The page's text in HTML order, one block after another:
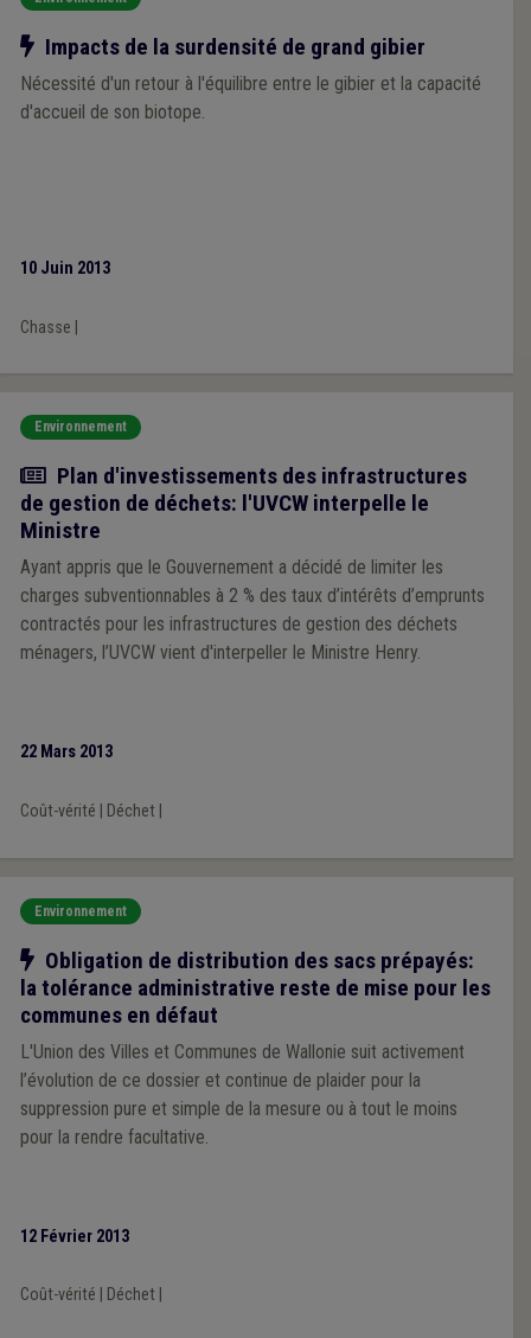
Notre action
Impacts de la surdensité de grand gibier
Nécessité d'un retour à l'équilibre entre le gibier et la capacité
d'accueil de son biotope.
10 Juin 2013
Chasse
Environnement
Actualité
Plan d'investissements des infrastructures
de gestion de déchets: l'UVCW interpelle le
Ministre
Ayant appris que le Gouvernement a décidé de limiter les
charges subventionnables à 2 % des taux d’intérêts d’emprunts
contractés pour les infrastructures de gestion des déchets
ménagers, l’UVCW vient d'interpeller le Ministre Henry.
22 Mars 2013
Coût-vérité Déchet|
Environnement
Notre action
Obligation de distribution des sacs prépayés:
la tolérance administrative reste de mise pour les
communes en défaut
L'Union des Villes et Communes de Wallonie suit activement
l’évolution de ce dossier et continue de plaider pour la
suppression pure et simple de la mesure ou à tout le moins
pour la rendre facultative.
12 Février 2013
Coût-vérité Déchet|